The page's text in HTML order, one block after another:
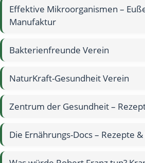
Effektive Mikroorganismen –
Manufaktur
Bakterienfreunde Verein
NaturKraft-Gesundheit Verein
Zentrum der Gesundheit –
Die Ernährungs-Docs – Rezepte